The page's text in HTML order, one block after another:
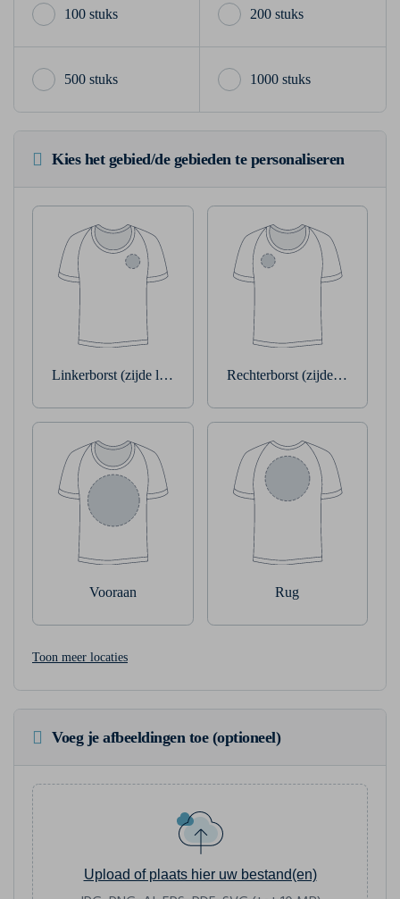
100 stuks 200 stuks
500 stuks 1000 stuks
Kies het gebied/de gebieden te personaliseren
Linkerborst (zijde linkerarm) Rechterborst (zijde
Vooraan Rug
Toon meer locaties
Voeg je afbeeldingen toe (optioneel)
Upload of plaats hier uw bestand(en)